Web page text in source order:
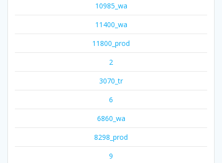
10985_wa
11400_wa
11800_prod
2
3070_tr
6
6860_wa
8298_prod
9